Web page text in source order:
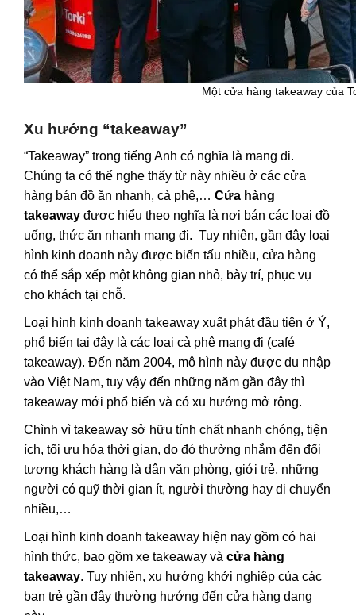
Một cửa hàng takeaway của
Xu hướng “takeaway”
“Takeaway” trong tiếng Anh có nghĩa là mang đi.
Chúng ta có thể nghe thấy từ này nhiều ở các cửa
hàng bán đồ ăn nhanh, cà phê,… Cửa hàng
takeaway được hiểu theo nghĩa là nơi bán các loại đồ
uống, thức ăn nhanh mang đi. Tuy nhiên, gần đây loại
hình kinh doanh này được biến tấu nhiều, cửa hàng
có thể sắp xếp một không gian nhỏ, bày trí, phục vụ
cho khách tại chỗ.
Loại hình kinh doanh takeaway xuất phát đầu tiên ở Ý,
phổ biến tại đây là các loại cà phê mang đi (café
takeaway). Đến năm 2004, mô hình này được du nhập
vào Việt Nam, tuy vậy đến những năm gần đây thì
takeaway mới phổ biến và có xu hướng mở rộng.
Chình vì takeaway sở hữu tính chất nhanh chóng, tiện
ích, tối ưu hóa thời gian, do đó thường nhắm đến đối
tượng khách hàng là dân văn phòng, giới trẻ, những
người có quỹ thời gian ít, người thường hay di chuyển
nhiều,…
Loại hình kinh doanh takeaway hiện nay gồm có hai
hình thức, bao gồm xe takeaway và cửa hàng
takeaway. Tuy nhiên, xu hướng khởi nghiệp của các
bạn trẻ gần đây thường hướng đến cửa hàng dạng